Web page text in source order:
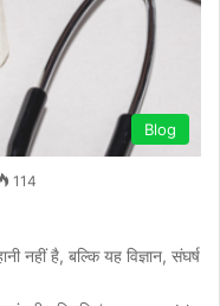
Blog
114
नहीं है, बल्कि यह विज्ञान, संघर्ष